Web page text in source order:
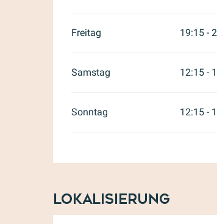
Freitag 19:15 -
Samstag 12:15 -
Sonntag 12:15 -
Lokalisierung